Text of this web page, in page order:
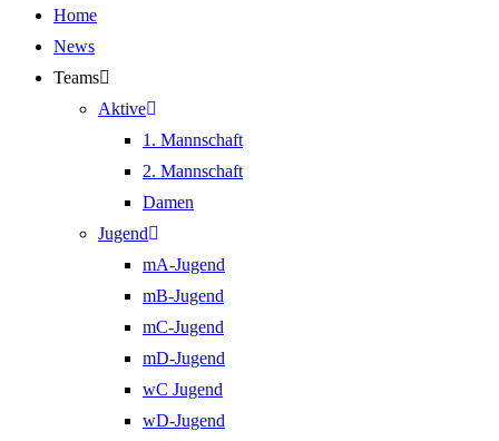
Home
News
Teams
Aktive
1. Mannschaft
2. Mannschaft
Damen
Jugend
mA-Jugend
mB-Jugend
mC-Jugend
mD-Jugend
wC Jugend
wD-Jugend